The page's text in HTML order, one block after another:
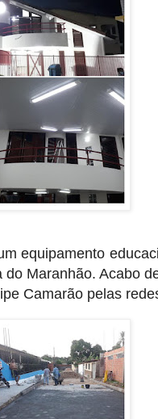
equipamento
Maranhão. Acabo
Camarão pelas